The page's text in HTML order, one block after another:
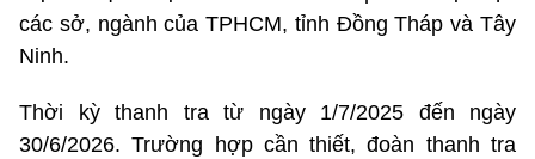
các sở, ngành của TPHCM, tỉnh Đồng Tháp và Tây
Ninh.
Thời kỳ thanh tra từ ngày 1/7/2025 đến ngày
30/6/2026. Trường hợp cần thiết, đoàn thanh tra